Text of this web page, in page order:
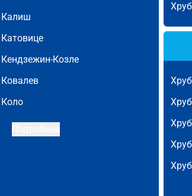
Калиш
Катовице
Кендзежин-Козле
Ковалев
Коло